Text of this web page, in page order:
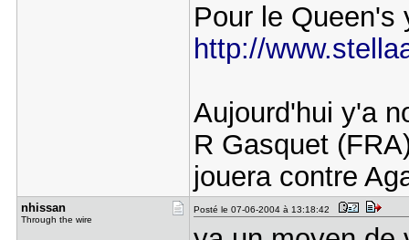
Pour le Queen's
http://
Aujourd'hui y'a
R Gasquet
jouera contre
nhissan
Through the wire
Posté le 07-06-2004 à 13:18:42